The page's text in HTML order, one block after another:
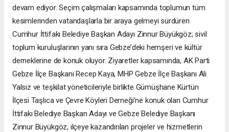
devam ediyor. Seçim çalışmaları kapsamında toplumun tüm
kesimlerinden vatandaşlarla bir araya gelmeyi sürdüren
Cumhur İttifakı Belediye Başkan Adayı Zinnur Büyükgöz; sivil
toplum kuruluşlarının yanı sıra Gebze’deki hemşeri ve kültür
derneklerine de konuk oluyor. Ziyaretler kapsamında, AK Parti
Gebze İlçe Başkanı Recep Kaya, MHP Gebze İlçe Başkanı Ali
Yalsız ve teşkilat yöneticileriyle birlikte Gümüşhane Kürtün
İlçesi Taşlıca ve Çevre Köyleri Derneği’ne konuk olan Cumhur
İttifakı Belediye Başkan Adayı ve Gebze Belediye Başkanı
Zinnur Büyükgöz, ilçeye kazandırılan projeler ve hizmetlerin